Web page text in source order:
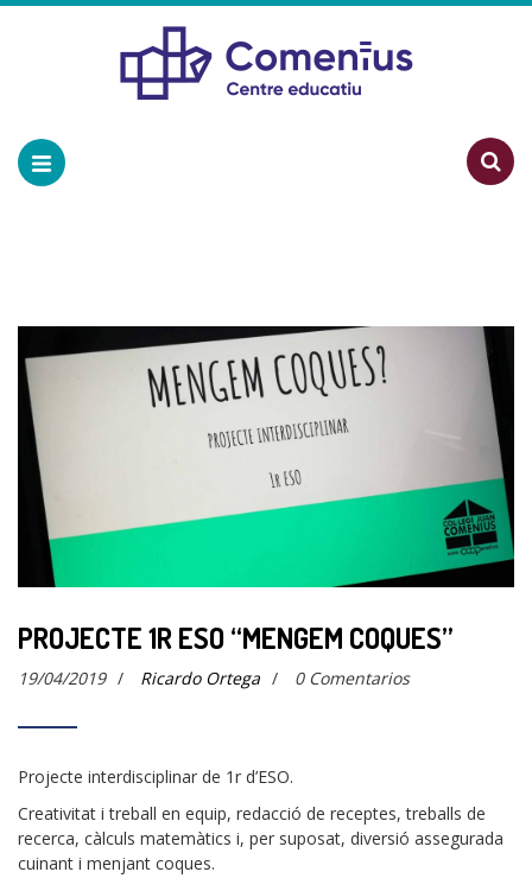
PROJECTE 1R ESO “MENGEM COQUES”
19/04/2019 / Ricardo Ortega / 0 Comentarios
Projecte interdisciplinar de 1r d’ESO.
Creativitat i treball en equip, redacció de receptes, treballs de
recerca, càlculs matemàtics i, per suposat, diversió assegurada
cuinant i menjant coques.